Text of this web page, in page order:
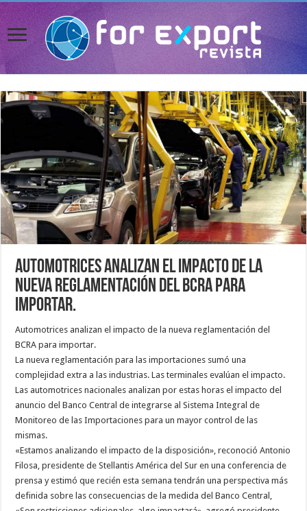
Automotrices analizan el impacto de la
nueva reglamentación del BCRA para
importar.
Automotrices analizan el impacto de la nueva reglamentación del
BCRA para importar.
La nueva reglamentación para las importaciones sumó una
complejidad extra a las industrias. Las terminales evalúan el impacto.
Las automotrices nacionales analizan por estas horas el impacto del
anuncio del Banco Central de integrarse al Sistema Integral de
Monitoreo de las Importaciones para un mayor control de las
mismas.
«Estamos analizando el impacto de la disposición», reconoció Antonio
Filosa, presidente de Stellantis América del Sur en una conferencia de
prensa y estimó que recién esta semana tendrán una perspectiva más
definida sobre las consecuencias de la medida del Banco Central,